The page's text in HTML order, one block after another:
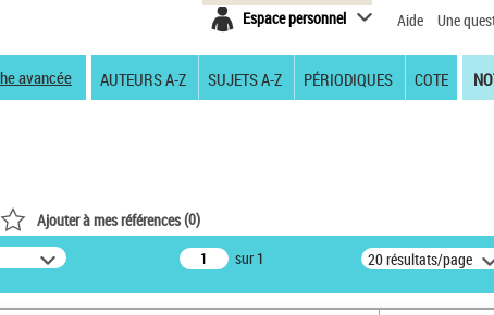
Espace personnel Aide Une
avancée AUTEURS A-Z SUJETS A-Z PÉRIODIQUES COTE
Ajouter à mes références(0)
sur 1 20 résultats/page